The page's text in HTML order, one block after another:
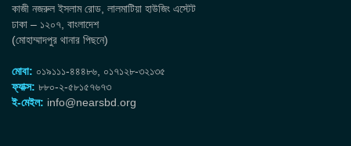
কাজী নজরুল ইসলাম রোড, লালমাটিয়া হাউজিং এস্টেট
ঢাকা – ১২০৭, বাংলাদেশ
(মোহাম্মাদপুর থানার পিছনে)
মোবা: ০১৯১১১-৪৪৪৮৬, ০১৭১২৮-৩২১৩৫
ফ্যাক্স: ৮৮০-২-৫৮১৫৭৬৭৩
ই-মেইল: info@nearsbd.org